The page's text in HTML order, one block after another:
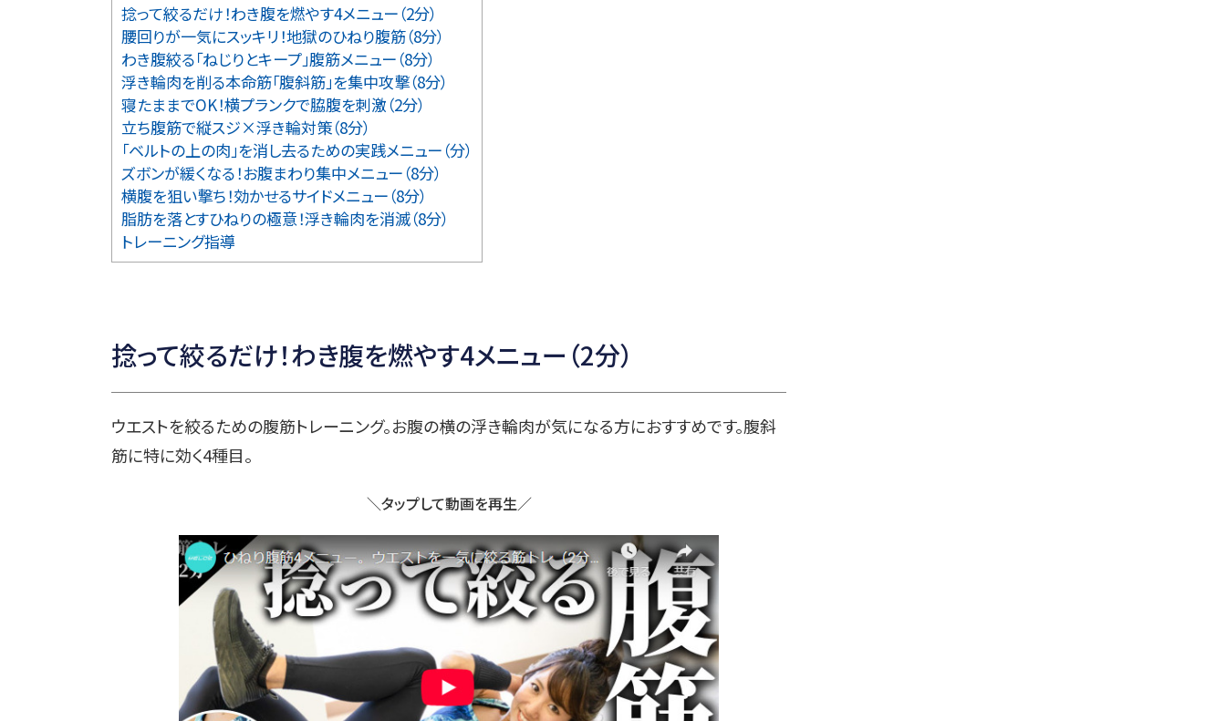
捻って絞るだけ！わき腹を燃やす4メニュー（2分）
腰回りが一気にスッキリ！地獄のひねり腹筋（8分）
わき腹絞る「ねじりとキープ」腹筋メニュー（8分）
浮き輪肉を削る本命筋「腹斜筋」を集中攻撃（8分）
寝たままでOK！横プランクで脇腹を刺激（2分）
立ち腹筋で縦スジ×浮き輪対策（8分）
「ベルトの上の肉」を消し去るための実践メニュー（分）
ズボンが緩くなる！お腹まわり集中メニュー（8分）
横腹を狙い撃ち！効かせるサイドメニュー（8分）
脂肪を落とすひねりの極意！浮き輪肉を消滅（8分）
トレーニング指導
捻って絞るだけ！わき腹を燃やす4メニュー（2分）
ウエストを絞るための腹筋トレーニング。お腹の横の浮き輪肉が気になる方におすすめです。腹斜
筋に特に効く4種目。
＼タップして動画を再生／